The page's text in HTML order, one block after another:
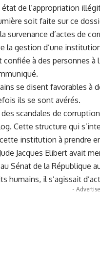
de l’appropriation
soit faite sur ce
survenance d’actes de
la gestion d’une
à des personnes
se disent favorables à
ils se sont avérés.
scandales de
Cette structure qui
institution à prendre
Jacques Elibert avait
Sénat de la République
humains, il s’agissait
-